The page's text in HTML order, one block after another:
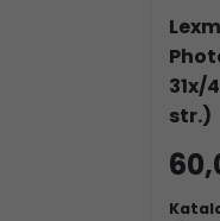
31x/
str.)